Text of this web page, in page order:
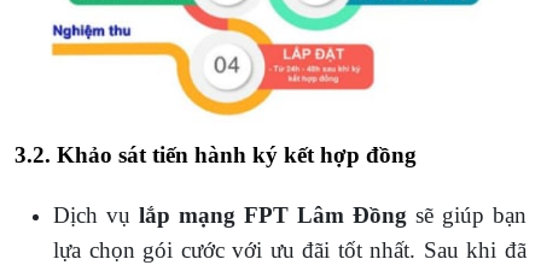
3.2. Khảo sát tiến hành ký kết hợp đồng
Dịch vụ lắp mạng FPT Lâm Đồng sẽ giúp bạn
lựa chọn gói cước với ưu đãi tốt nhất. Sau khi đã